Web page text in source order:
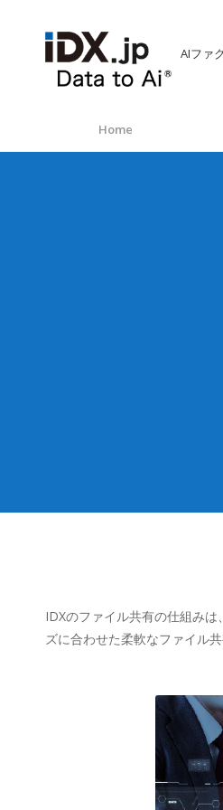
AIファ
Home
IDXのファイル共有の仕組み
ズに合わせた柔軟なファイル